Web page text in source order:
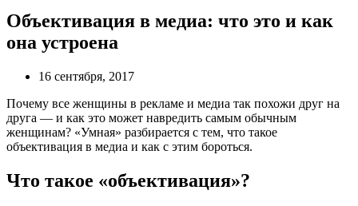
Объективация в медиа: что это и как
она устроена
16 сентября, 2017
Почему все женщины в рекламе и медиа так похожи друг на
друга — и как это может навредить самым обычным
женщинам? «Умная» разбирается с тем, что такое
объективация в медиа и как с этим бороться.
Что такое «объективация»?